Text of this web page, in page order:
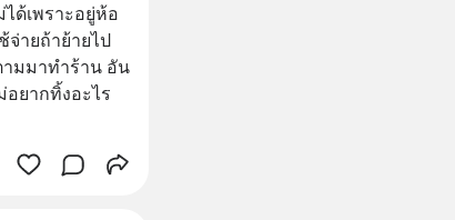
ด้เพราะอยู่ห้อ
จ่ายถ้าย้ายไป
ามมาทำร้าน อัน
อยากทิ้งอะไร